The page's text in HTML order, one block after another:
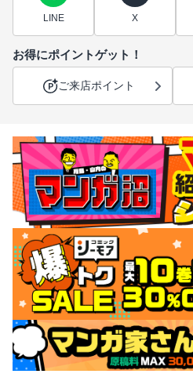
LINE X
お得にポイントゲット！
ご来店ポイント